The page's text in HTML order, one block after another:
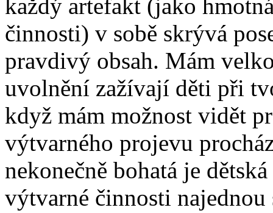
každý artefakt (jako
činnosti) v sobě skrývá
pravdivý obsah. Mám
uvolnění zažívají děti při
když mám možnost vidět
výtvarného projevu
nekonečně bohatá je
výtvarné činnosti